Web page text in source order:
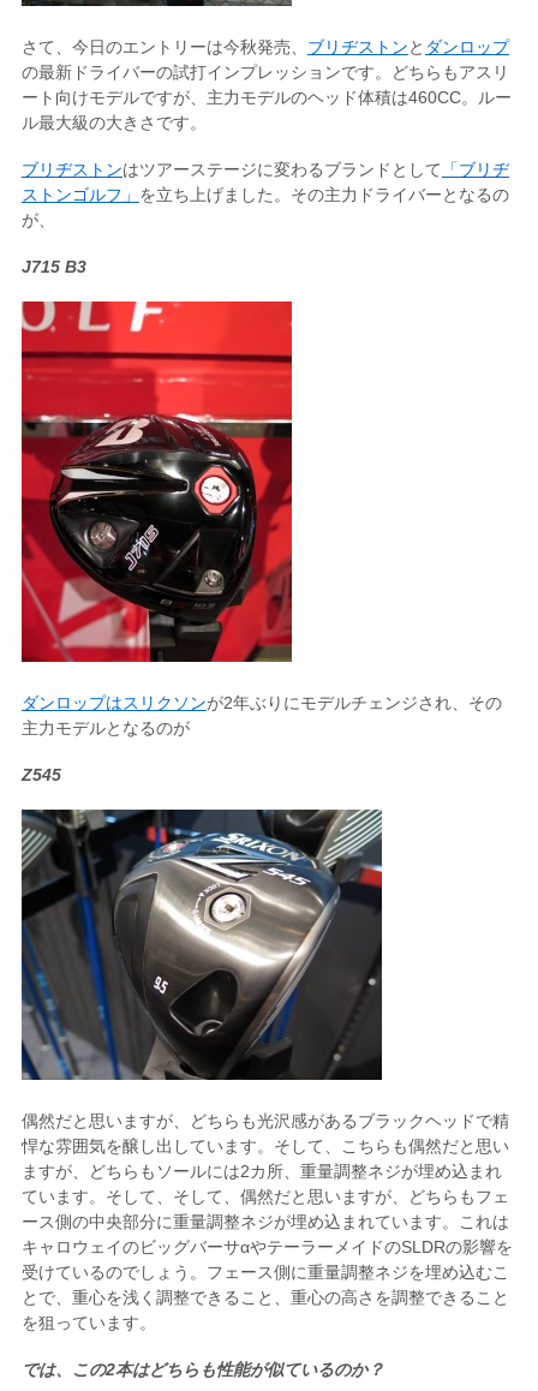
さて、今日のエントリーは今秋発売、 ブリヂストンと ダンロップ
の最新ドライバーの試打インプレッションです。どちらもアスリ
ート向けモデルですが、主力モデルのヘッド体積は460CC。ルー
ル最大級の大きさです。
ブリヂストンはツアーステージに変わるブランドとして
「ブリヂ
ストンゴルフ」 を立ち上げました。その主力ドライバーとなるの
が、
J715 B3
ダンロップはスリクソンが2年ぶりにモデルチェンジされ、その
主力モデルとなるのが
Z545
偶然だと思いますが、どちらも光沢感があるブラックヘッドで精
悍な雰囲気を醸し出しています。そして、こちらも偶然だと思い
ますが、どちらもソールには2カ所、重量調整ネジが埋め込まれ
ています。そして、そして、偶然だと思いますが、どちらもフェ
ース側の中央部分に重量調整ネジが埋め込まれています。これは
キャロウェイのビッグバーサαやテーラーメイドのSLDRの影響を
受けているのでしょう。フェース側に重量調整ネジを埋め込むこ
とで、重心を浅く調整できること、重心の高さを調整できること
を狙っています。
では、この2本はどちらも性能が似ているのか？